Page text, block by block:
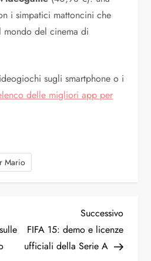
i simpatici mattoncini che
del cinema di
sugli smartphone o i
delle migliori app per
Mario
Successivo
FIFA 15: demo e licenze
ufficiali della Serie A